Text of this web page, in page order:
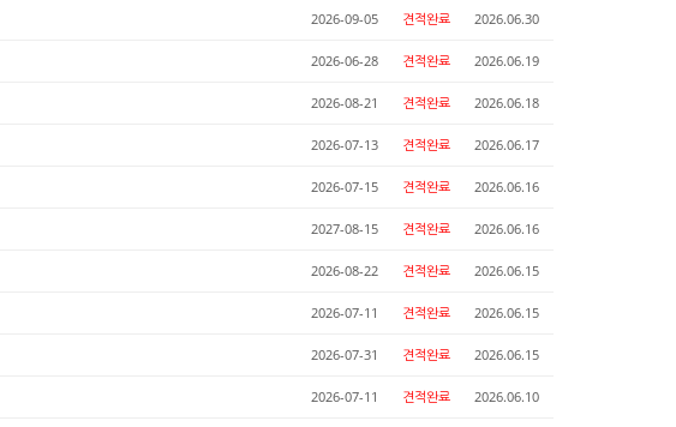
2026-09-05 견적완료 2026.06.30
2026-06-28 견적완료 2026.06.19
2026-08-21 견적완료 2026.06.18
2026-07-13 견적완료 2026.06.17
2026-07-15 견적완료 2026.06.16
2027-08-15 견적완료 2026.06.16
2026-08-22 견적완료 2026.06.15
2026-07-11 견적완료 2026.06.15
2026-07-31 견적완료 2026.06.15
2026-07-11 견적완료 2026.06.10